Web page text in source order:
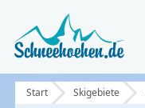
Start Skigebiete